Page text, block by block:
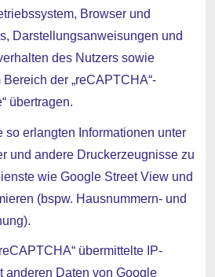
Browser und
Darstellungsanweisungen und
des Nutzers sowie
der „reCAPTCHA“-
übertragen.
so erlangten Informationen unter
und andere Druckerzeugnisse zu
wie Google Street View und
(bspw. Hausnummern- und
übermittelte IP-
anderen Daten von Google